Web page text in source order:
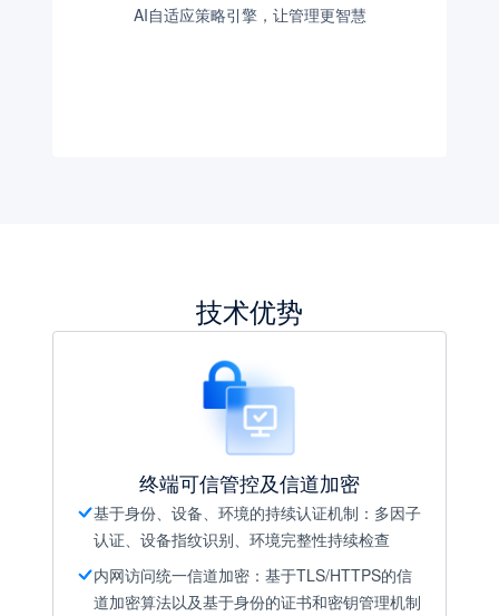
AI自适应策略引擎，让管理更智慧
技术优势
终端可信管控及信道加密
基于身份、设备、环境的持续认证机制：多因子
认证、设备指纹识别、环境完整性持续检查
内网访问统一信道加密：基于TLS/HTTPS的信
道加密算法以及基于身份的证书和密钥管理机制